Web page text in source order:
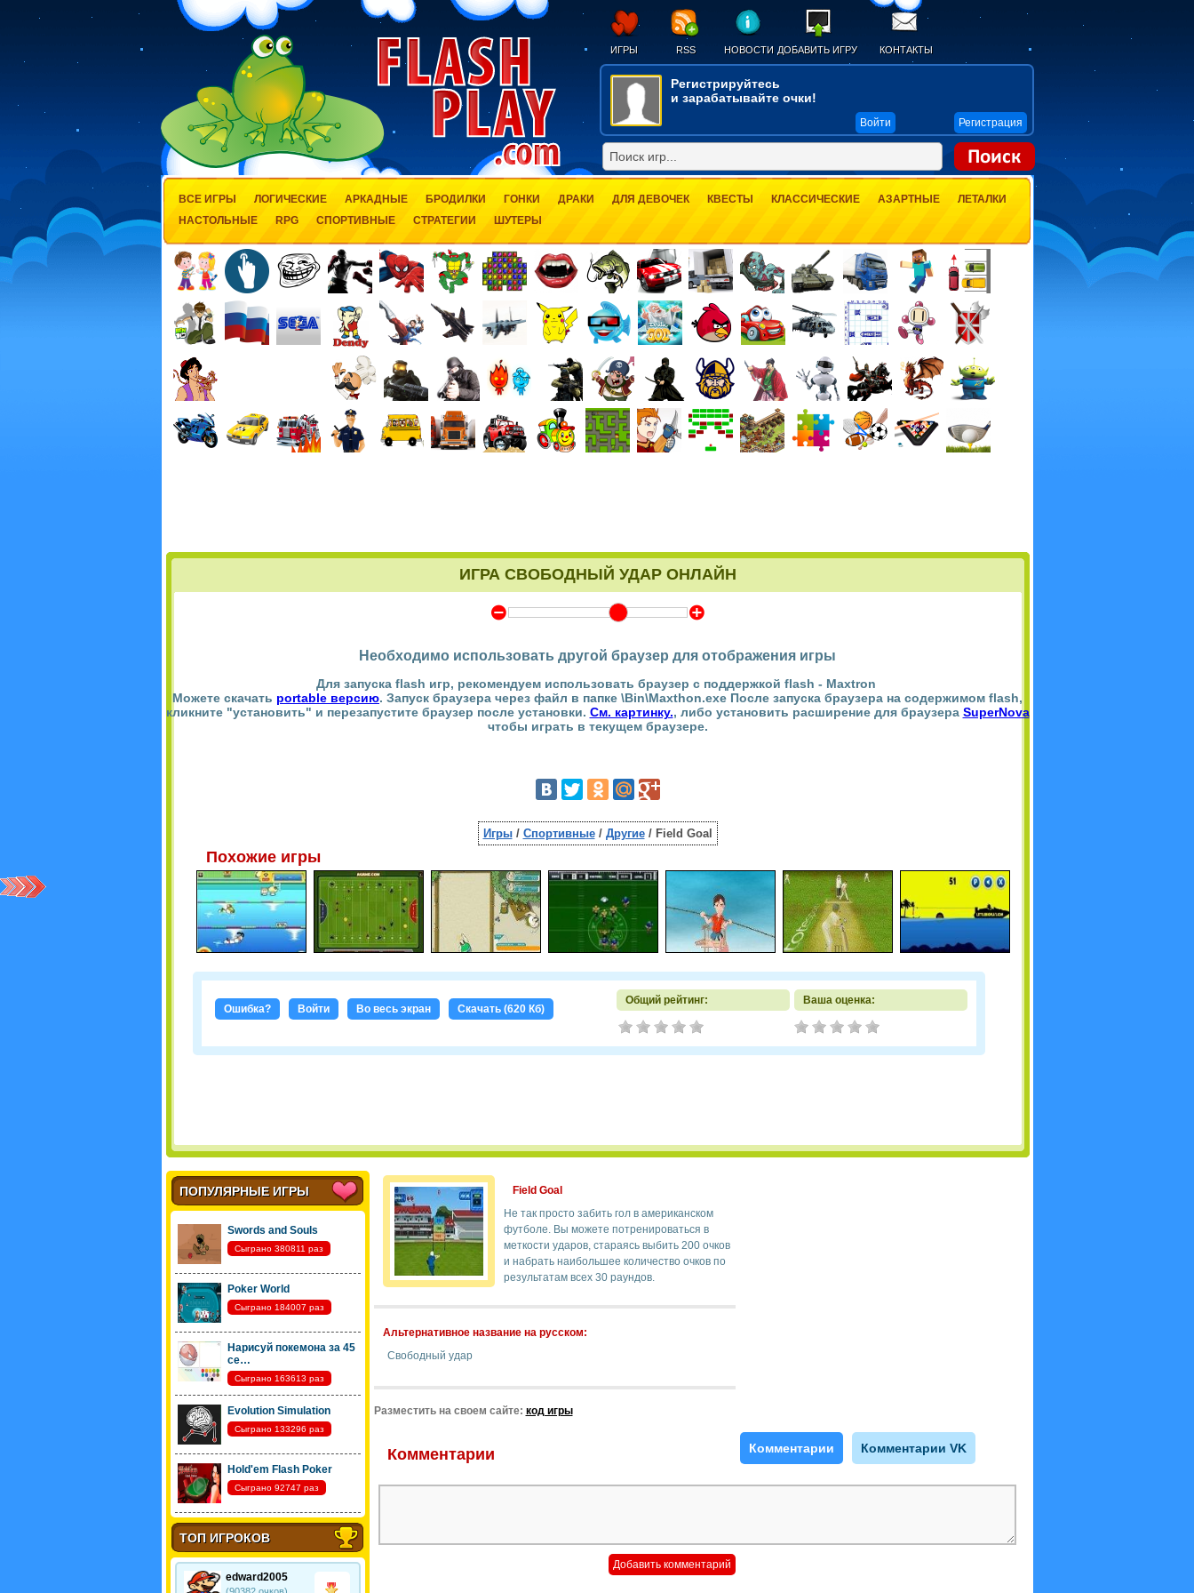
ИГРЫ RSS НОВОСТИ ДОБАВИТЬ ИГРУ КОНТАКТЫ
Регистрируйтесь
и зарабатывайте очки!
Войти Регистрация
ВСЕ ИГРЫ ЛОГИЧЕСКИЕ АРКАДНЫЕ БРОДИЛКИ ГОНКИ ДРАКИ ДЛЯ ДЕВОЧЕК КВЕСТЫ КЛАССИЧЕСКИЕ АЗАРТНЫЕ
ЛЕТАЛКИ
НАСТОЛЬНЫЕ
RPG СПОРТИВНЫЕ СТРАТЕГИИ ШУТЕРЫ
ИГРА СВОБОДНЫЙ УДАР ОНЛАЙН
Y Z
Необходимо использовать другой браузер для отображения игры
Для запуска flash игр, рекомендуем использовать браузер с поддержкой flash - Maxtron
Можете скачать portable версию. Запуск браузера через файл в папке \Bin\Maxthon.exe После запуска браузера на содержимом flash,
кликните "установить" и перезапустите браузер после установки. См. картинку., либо установить расширение для браузера SuperNova
чтобы играть в текущем браузере.
Игры/ Спортивные/ Другие/ Field Goal
Похожие игры
Ошибка? Войти Во весь экран Скачать (620 Кб)
Общий рейтинг: Ваша оценка:
ПОПУЛЯРНЫЕ ИГРЫ
Swords and Souls
Сыграно 380811 раз
Poker World
Сыграно 184007 раз
Нарисуй покемона за 45
се…
Сыграно 163613 раз
Evolution Simulation
Сыграно 133296 раз
Hold'em Flash Poker
Сыграно 92747 раз
ТОП ИГРОКОВ
edward2005
Field Goal
Не так просто забить гол в американском
футболе. Вы можете потренироваться в
меткости ударов, стараясь выбить 200 очков
и набрать наибольшее количество очков по
результатам всех 30 раундов.
Альтернативное название на русском:
Свободный удар
Разместить на своем сайте: код игры
Комментарии Комментарии Комментарии VK